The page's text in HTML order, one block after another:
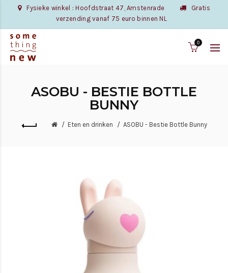
Fysieke winkel : Hoofdstraat 47, Amstenrade
Gratis
verzending vanaf 75 euro binnen NL
0
ASOBU - BESTIE BOTTLE
BUNNY
Eten en drinken ASOBU - Bestie Bottle Bunny